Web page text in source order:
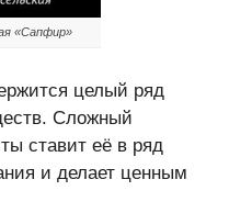
«Сапфир»
целый ряд
Сложный
ставит её в ряд
и делает ценным